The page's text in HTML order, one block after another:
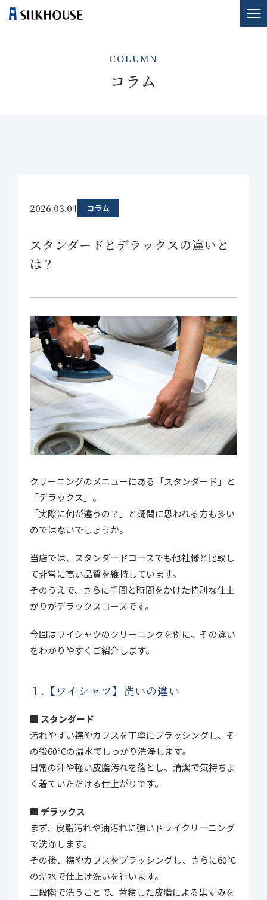
COLUMN
コラム
2026.03.04 コラム
スタンダードとデラックスの違いと
は？
クリーニングのメニューにある「スタンダード」と
「デラックス」。
「実際に何が違うの？」と疑問に思われる方も多い
のではないでしょうか。
当店では、スタンダードコースでも他社様と比較し
て非常に高い品質を維持しています。
そのうえで、さらに手間と時間をかけた特別な仕上
がりがデラックスコースです。
今回はワイシャツのクリーニングを例に、その違い
をわかりやすくご紹介します。
１.【ワイシャツ】洗いの違い
■ スタンダード
汚れやすい襟やカフスを丁寧にブラッシングし、そ
の後60℃の温水でしっかり洗浄します。
日常の汗や軽い皮脂汚れを落とし、清潔で気持ちよ
く着ていただける仕上がりです。
■ デラックス
まず、皮脂汚れや油汚れに強いドライクリーニング
で洗浄します。
その後、襟やカフスをブラッシングし、さらに60℃
の温水で仕上げ洗いを行います。
二段階で洗うことで、蓄積した皮脂による黒ずみを